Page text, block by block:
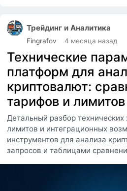
Трейдинг и Аналитика
Fingrafov 4 месяца назад
Технические
платформ для
криптовалют:
тарифов и
Детальный разбор технических
лимитов и интеграционных
инструментов для анализа
запросов и таблицами